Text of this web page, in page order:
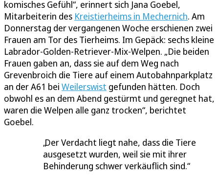
komisches Gefühl“, erinnert sich Jana Goebel,
Mitarbeiterin des Kreistierheims in Mechernich. Am
Donnerstag der vergangenen Woche erschienen zwei
Frauen am Tor des Tierheims. Im Gepäck: sechs kleine
Labrador-Golden-Retriever-Mix-Welpen. „Die beiden
Frauen gaben an, dass sie auf dem Weg nach
Grevenbroich die Tiere auf einem Autobahnparkplatz
an der A61 bei Weilerswist gefunden hätten. Doch
obwohl es an dem Abend gestürmt und geregnet hat,
waren die Welpen alle ganz trocken“, berichtet
Goebel.
Der Verdacht liegt nahe, dass die Tiere
ausgesetzt wurden, weil sie mit ihrer
Behinderung schwer verkäuflich sind.